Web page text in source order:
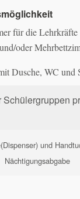
für die Lehrkräfte
oder
Dusche, WC und
und
Nächtigungsabgabe